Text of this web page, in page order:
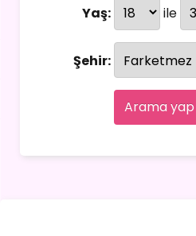
Yaş: ile
Şehir:
Arama yap